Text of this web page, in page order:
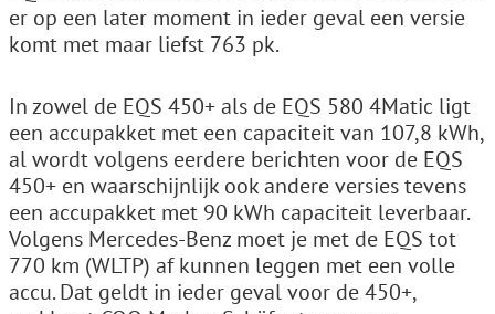
er op een later moment in ieder geval een versie
komt met maar liefst 763 pk.
In zowel de EQS 450+ als de EQS 580 4Matic ligt
een accupakket met een capaciteit van 107,8 kWh,
al wordt volgens eerdere berichten voor de EQS
450+ en waarschijnlijk ook andere versies tevens
een accupakket met 90 kWh capaciteit leverbaar.
Volgens Mercedes-Benz moet je met de EQS tot
770 km (WLTP) af kunnen leggen met een volle
accu. Dat geldt in ieder geval voor de 450+,